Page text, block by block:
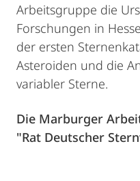
Arbeitsgruppe die
Forschungen in
der ersten
Asteroiden und die
variabler Sterne.
Die Marburger
"Rat Deutscher